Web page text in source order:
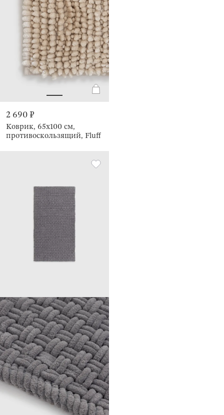
2 690 ₽
Коврик, 65х100 см,
противоскользящий, Fluff